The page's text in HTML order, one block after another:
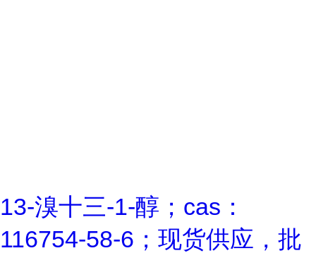
13-溴十三-1-醇；cas：
116754-58-6；现货供应，批